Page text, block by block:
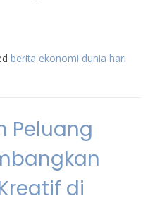
berita ekonomi dunia hari
Peluang
di